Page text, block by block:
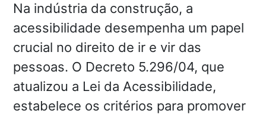
Na indústria da construção, a
acessibilidade desempenha um papel
crucial no direito de ir e vir das
pessoas. O Decreto 5.296/04, que
atualizou a Lei da Acessibilidade,
estabelece os critérios para promover